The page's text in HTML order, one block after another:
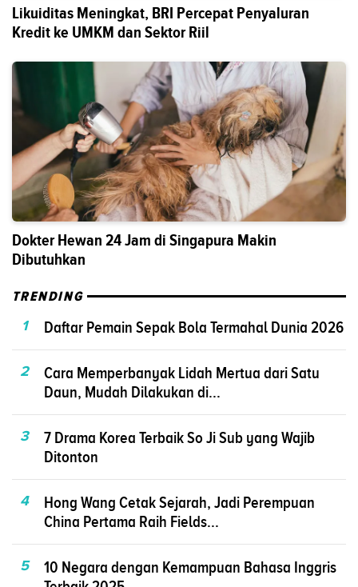
Likuiditas Meningkat, BRI Percepat Penyaluran
Kredit ke UMKM dan Sektor Riil
Dokter Hewan 24 Jam di Singapura Makin
Dibutuhkan
TRENDING
1
Daftar Pemain Sepak Bola Termahal Dunia 2026
2
Cara Memperbanyak Lidah Mertua dari Satu
Daun, Mudah Dilakukan di...
3
7 Drama Korea Terbaik So Ji Sub yang Wajib
Ditonton
4
Hong Wang Cetak Sejarah, Jadi Perempuan
China Pertama Raih Fields...
5
10 Negara dengan Kemampuan Bahasa Inggris